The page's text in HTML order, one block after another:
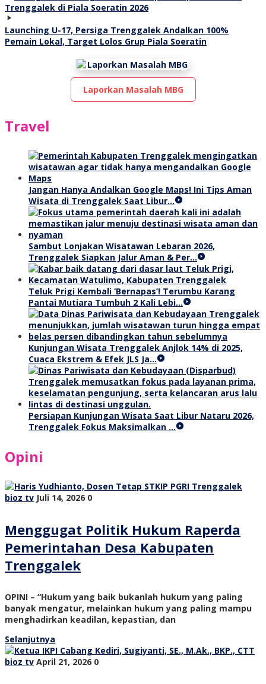
Launching U-17, Persiga Trenggalek Andalkan 100%
Pemain Lokal, Target Lolos Grup Piala Soeratin
Laporkan Masalah MBG
Travel
Jangan Hanya Andalkan Google Maps! Ini Tips Aman
Wisata di Trenggalek Saat Libur…
Sambut Lonjakan Wisatawan Lebaran 2026,
Trenggalek Siapkan Jalur Aman & Per…
Teluk Prigi Kembali ‘Bernapas’! Terumbu Karang
Pantai Mutiara Tumbuh 2 Kali Lebi…
Kunjungan Wisata Trenggalek Anjlok 14% di 2025,
Cuaca Ekstrem & Efek JLS Ja…
Persiapan Kunjungan Wisata Saat Libur Nataru 2026,
Trenggalek Fokus Maksimalkan …
Opini
bioz tv Juli 14, 2026 0
Menggugat Politik Hukum Raperda
Pemerintahan Desa Kabupaten
Trenggalek
OPINI – “Hukum yang baik bukanlah hukum yang paling
banyak mengatur, melainkan hukum yang paling mampu
menghadirkan keadilan, kepastian, dan
Selanjutnya
bioz tv April 21, 2026 0